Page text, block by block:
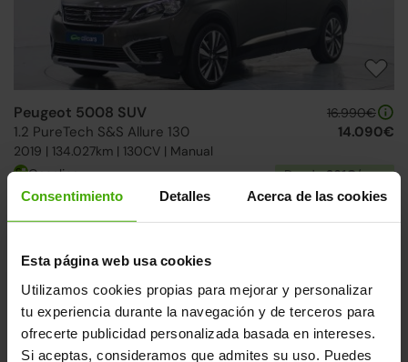
Consentimiento Detalles Acerca de las cookies
Esta página web usa cookies
Utilizamos cookies propias para mejorar y personalizar
tu experiencia durante la navegación y de terceros para
ofrecerte publicidad personalizada basada en intereses.
Si aceptas, consideramos que admites su uso. Puedes
Peugeot 5008 SUV
1.2 PureTech S&S Allure 130
2019 | 134.027km | 130CV | Manual
16.990€
14.090€
Gasolina Desde261€/mes
24h
Ruedas delanteras nuevas